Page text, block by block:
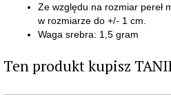
Ze względu na rozmiar pereł
w rozmiarze do +/- 1 cm.
​Waga srebra: 1,5 gram
Ten produkt kupisz